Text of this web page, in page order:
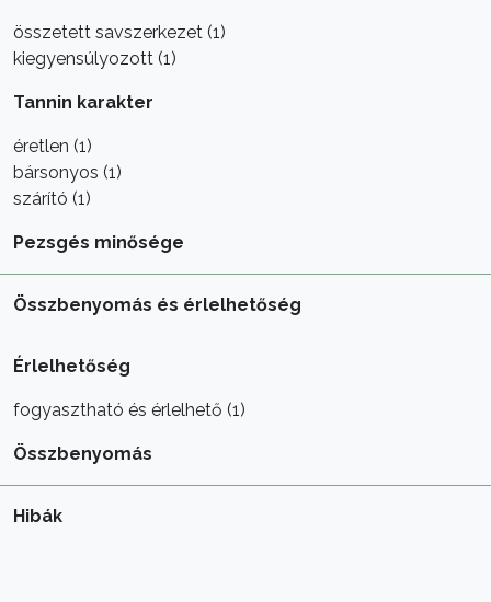
összetett savszerkezet (1)
kiegyensúlyozott (1)
Tannin karakter
éretlen (1)
bársonyos (1)
szárító (1)
Pezsgés minősége
Összbenyomás és érlelhetőség
Érlelhetőség
fogyasztható és érlelhető (1)
Összbenyomás
Hibák